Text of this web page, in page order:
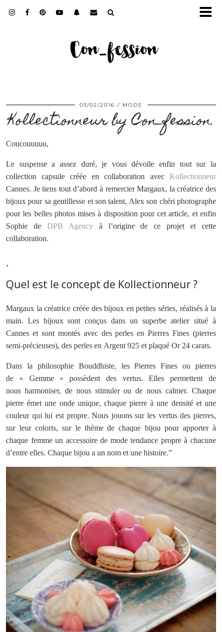
03/02/2016 MODE
Kollectionneur by Con_fession.
Coucouuuuu,
Le suspense a assez duré, je vous dévoile enfin tout sur la
collection capsule créée en collaboration avec Kollectionneur
Cannes. Je tiens tout d’abord à remercier Margaux, la créatrice des
bijoux pour sa gentillesse et son talent, Alex son chéri photographe
pour les belles photos mises à disposition pour cet article, et enfin
Sophie de DPB Agencyà l’origine de ce projet et cette
collaboration.
.
Quel est le concept de Kollectionneur ?
Margaux la créatrice créée des bijoux en petites séries, réalisés à la
main. Les bijoux sont conçus dans un superbe atelier situé à
Cannes et sont montés avec des perles en Pierres Fines (pierres
semi-précieuses), des perles en Argent 925 et plaqué Or 24 carats.
Dans la philosophie Bouddhiste, les Pierres Fines ou pierres
de « Gemme » possèdent des vertus. Elles permettent de
nous harmoniser, de nous stimuler ou de nous calmer. Chaque
pierre émet une onde unique, chaque pierre à une densité et une
couleur qui lui est propre. Nous jouons sur les vertus des pierres,
sur leur coloris, sur le thème de chaque bijou pour apporter à
chaque femme un accessoire de mode tendance propre à chacune
d’entre elles. Chaque bijou a un nom et une histoire.”